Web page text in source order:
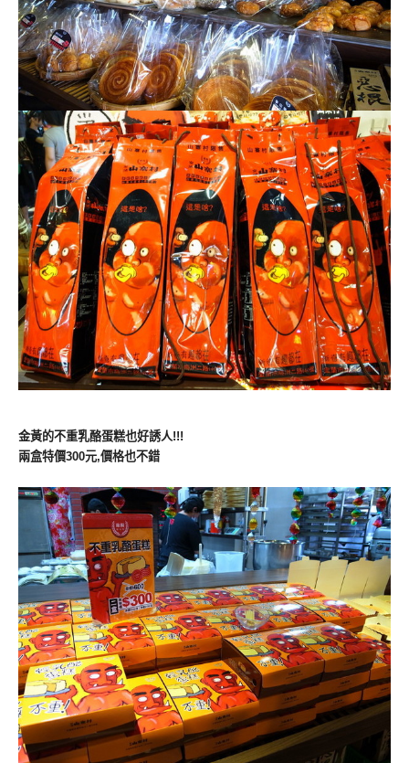
金黃的不重乳酪蛋糕也好誘人!!!
兩盒特價300元,價格也不錯